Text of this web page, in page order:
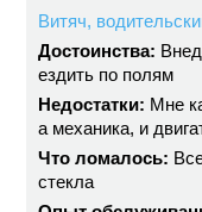
Витяч,
Достоинства:
ездить по полям
Недостатки: Мне
а механика, и
Что ломалось:
стекла